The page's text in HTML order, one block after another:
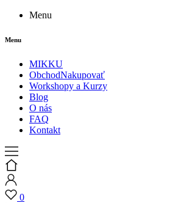
Menu
Menu
MIKKU
ObchodNakupovať
Workshopy a Kurzy
Blog
O nás
FAQ
Kontakt
0